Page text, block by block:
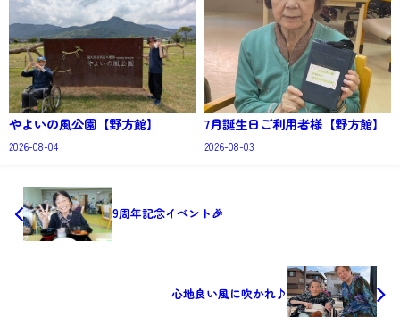
やよいの風公園【野方館】
2026-08-04
7月誕生日ご利用者様【野方館】
2026-08-03
9周年記念イベント🎉
心地良い風に吹かれ♪